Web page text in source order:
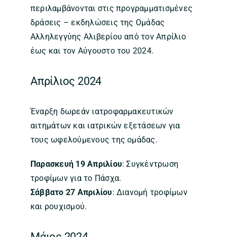
περιλαμβάνονται στις προγραμματισμένες
δράσεις – εκδηλώσεις της Ομάδας
Αλληλεγγύης Αλιβερίου από τον Απρίλιο
έως και τον Αύγουστο του 2024.
Απρίλιος 2024
Έναρξη δωρεάν ιατροφαρμακευτικών
αιτημάτων και ιατρικών εξετάσεων για
τους ωφελούμενους της ομάδας.
Παρασκευή 19 Απριλίου: Συγκέντρωση
τροφίμων για το Πάσχα.
Σάββατο 27 Απριλίου: Διανομή τροφίμων
και ρουχισμού.